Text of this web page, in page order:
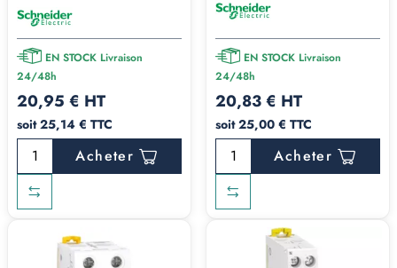
EN STOCK Livraison
24/48h
20,95 € HT
soit 25,14 € TTC
Acheter
EN STOCK Livraison
24/48h
20,83 € HT
soit 25,00 € TTC
Acheter